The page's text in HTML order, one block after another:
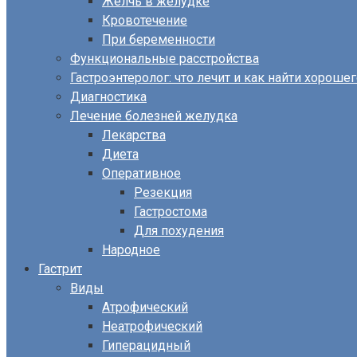
Кровотечение
При беременности
Функциональные расстройства
Гастроэнтеролог: что лечит и как найти
Диагностика
Лечение болезней желудка
Лекарства
Диета
Оперативное
Резекция
Гастростома
Для похудения
Народное
Гастрит
Виды
Атрофический
Неатрофический
Гиперацидный